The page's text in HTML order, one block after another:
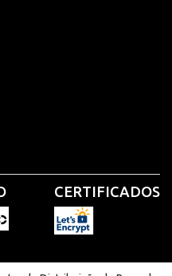
CERTIFICADOS